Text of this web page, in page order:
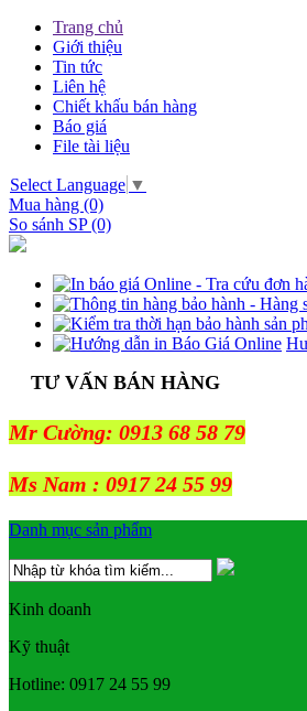
Trang chủ
Giới thiệu
Tin tức
Liên hệ
Chiết khấu bán hàng
Báo giá
File tài liệu
Select Language ▼
Mua hàng (0)
So sánh SP (0)
TƯ VẤN BÁN HÀNG
Mr Cường: 0913 68 58 79
Ms Nam : 0917 24 55 99
Danh mục sản phẩm
Kinh doanh
Kỹ thuật
Hotline: 0917 24 55 99